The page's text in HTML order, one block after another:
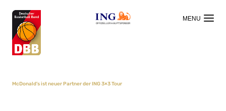
OFFIZIELLER HAUPTSPONSOR
McDonald’s ist neuer Partner der ING 3×3 Tour